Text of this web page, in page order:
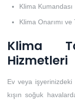
Klima Kumandası
Klima Onarımı ve
Klima
Hizmetleri
Ev veya işyerinizdeki
kışın soğuk